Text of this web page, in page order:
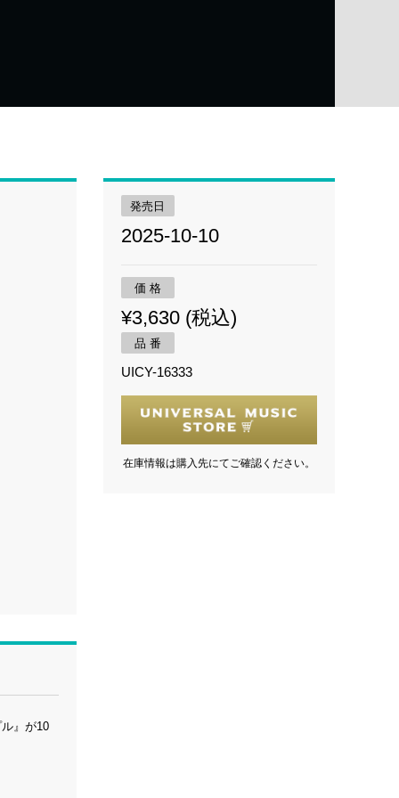
』が10
発売日
2025-10-10
価 格
¥3,630 (税込)
品 番
UICY-16333
在庫情報は購入先にてご確認ください。